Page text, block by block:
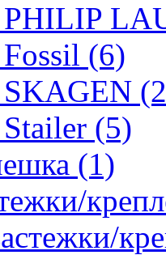
(6)
(5)
(1)